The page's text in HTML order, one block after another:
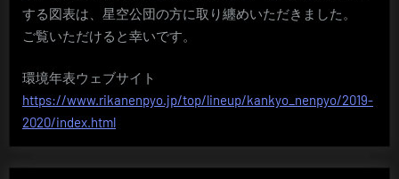
する図表は、星空公団の方に取り纏めいただきました。
ご覧いただけると幸いです。
環境年表ウェブサイト
https://www.rikanenpyo.jp/top/lineup/kankyo_nenpyo/2019-
2020/index.html